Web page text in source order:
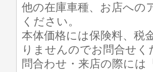
他の在庫車種、お店への
ください。
本体価格には保険料、税
りませんのでお問合せく
問合わせ・来店の際には